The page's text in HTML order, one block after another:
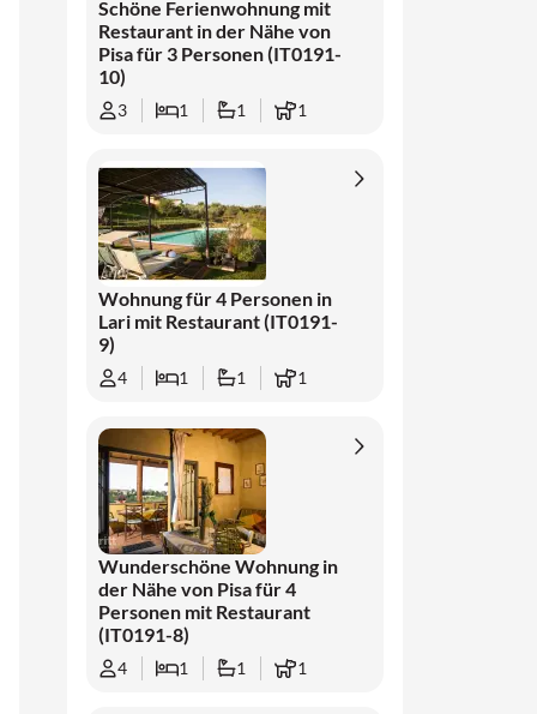
Radfahren und Reiten. Ausflüge nach
Volterra, San Gimignano, Lucca und Florenz
können während Ihres Aufenthalts ebenfalls
kombiniert werden.
Schöne Ferienwohnung mit
Restaurant in der Nähe von
Pisa für 3 Personen (IT0191-
10)
3 1 1 1
Wohnung für 4 Personen in
Lari mit Restaurant (IT0191-
9)
4 1 1 1
Wunderschöne Wohnung in
der Nähe von Pisa für 4
Personen mit Restaurant
(IT0191-8)
4 1 1 1